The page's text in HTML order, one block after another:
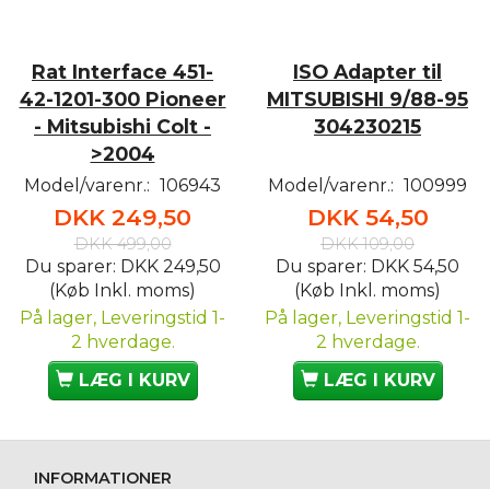
Rat Interface 451-
42-1201-300 Pioneer
- Mitsubishi Colt -
>2004
Model/varenr.: 106943
DKK 249,50
DKK 499,00
Du sparer: DKK 249,50
(Køb Inkl. moms)
På lager, Leveringstid 1-
2 hverdage.
LÆG I KURV
ISO Adapter til
MITSUBISHI 9/88-95
304230215
Model/varenr.: 100999
DKK 54,50
DKK 109,00
Du sparer: DKK 54,50
(Køb Inkl. moms)
På lager, Leveringstid 1-
2 hverdage.
LÆG I KURV
INFORMATIONER